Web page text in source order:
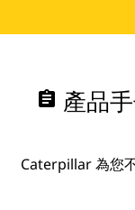
assignment 產品
Caterpillar 為您